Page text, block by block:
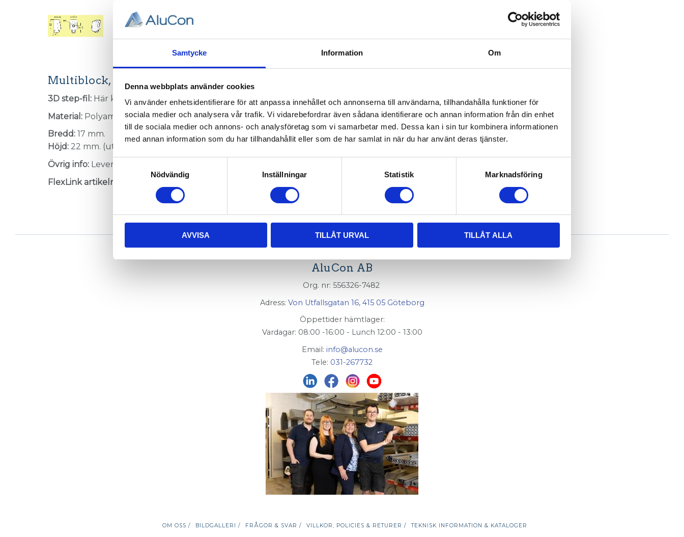
Samtycke Information Om
Denna webbplats använder cookies
Vi använder enhetsidentifierare för att anpassa innehållet och annonserna till användarna, tillhandahålla funktioner för
sociala medier och analysera vår trafik. Vi vidarebefordrar även sådana identifierare och annan information från din enhet
till de sociala medier och annons- och analysföretag som vi samarbetar med. Dessa kan i sin tur kombinera informationen
med annan information som du har tillhandahållit eller som de har samlat in när du har använt deras tjänster.
Samtyckesval
Nödvändig
Inställningar Statistik Marknadsföring
AVVISA TILLÅT URVAL TILLÅT ALLA
Multiblock, T-spår 7.
3D step-fil: Här kan du hämta en 3D step-fil014-002
Material: Polyamid, grå.
Bredd: 17 mm.
Höjd: 22 mm. (utanpå spåret)
Övrig info: Leveraras med M6-mutter, för profiler med T-spår 7
FlexLink artikelnummer:
AluCon AB
Org. nr: 556326-7482
Adress: Von Utfallsgatan 16, 415 05 Göteborg
Öppettider hämtlager:
Vardagar: 08:00 -16:00 - Lunch 12:00 - 13:00
Email: info@alucon.se
Tele: 031-267732
OM OSS / BILDGALLERI / FRÅGOR & SVAR / VILLKOR, POLICIES & RETURER / TEKNISK INFORMATION & KATALOGER